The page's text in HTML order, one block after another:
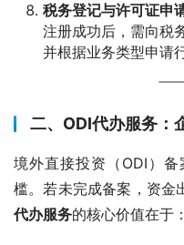
税务登记与许可证申
注册成功后，需向税
并根据业务类型申请
二、ODI代办服务：
境外直接投资（ODI）
槛。若未完成备案，资金
代办服务的核心价值在于：